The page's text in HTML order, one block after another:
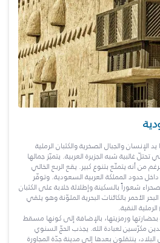
والجبال الصخرية والكثبان الرملية
غالبية شبه الجزيرة العربية. يتميّز جمالها
من أنه يتمتّع بتنوع كبير. يقع الربع الخالي
حدود المملكة العربية السعودية. وتوفّر
شعوراً بالسكينة وإطلالة خلابة على الكثبان
الأحمر بالكائنات البحرية الملوّنة وهو يلقي
النقية.
ورمزيتها، بالإضافة إلى كونها مسقط
مكرّسين لعبادة الله. يجذب الحجّ السنوي
ينتقلون بعدها إلى مدينة جدّة المجاورة